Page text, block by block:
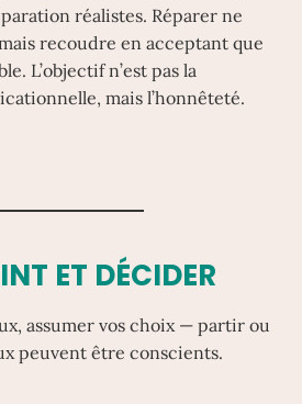
réalistes. Réparer ne
recoudre en acceptant que
L’objectif n’est pas la
mais l’honnêteté.
ET DÉCIDER
assumer vos choix — partir ou
peuvent être conscients.